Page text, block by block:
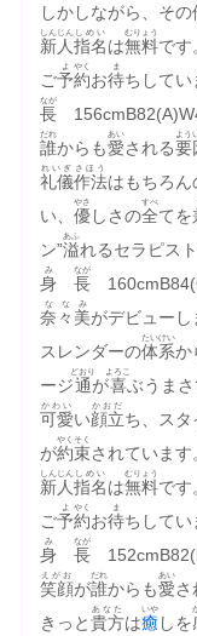
しかしながら、その
新人
しんじん
指名
しめい
は無料
むりょう
です
ご予
よ
約
やく
お待
ま
ちして
長
なが
誰
だれ
からも愛
あい
される要
よう
礼儀
れいぎ
作法
さほう
はもちろん
い、 優
やさ
しさの全
すべ
てを
ン”溢
あふ
れるセラピス
身
み
長
なが
奈々美
ななみ
がデビューし
スレンダーの体系
たいけい
か
ージ通
どおり
が喜
よろこ
ぶうまさ
可愛
かわい
い顔立
かおだ
ち、スタ
が約束
やくそく
されています
新人
しんじん
指名
しめい
は無料
むりょう
です
ご予
よ
約
やく
お待
ま
ちして
身
み
長
なが
笑顔
えがお
が誰
だれ
からも愛
あい
さ
きっと貴方
あなた
は癒
いや
しを